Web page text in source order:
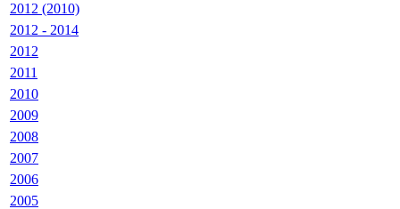
2012 (2010)
2012 - 2014
2012
2011
2010
2009
2008
2007
2006
2005